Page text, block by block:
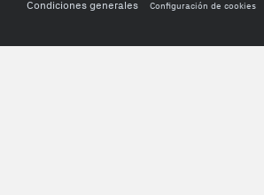
Condiciones generales
Configuración de cookies